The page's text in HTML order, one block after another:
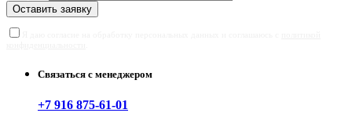
Оставить заявку
Связаться с менеджером
+7 916 875-61-01